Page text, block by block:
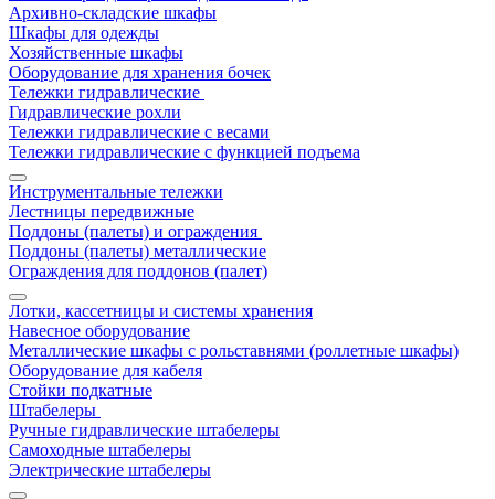
Архивно-складские шкафы
Шкафы для одежды
Хозяйственные шкафы
Оборудование для хранения бочек
Тележки гидравлические
Гидравлические рохли
Тележки гидравлические с весами
Тележки гидравлические с функцией подъема
Инструментальные тележки
Лестницы передвижные
Поддоны (палеты) и ограждения
Поддоны (палеты) металлические
Ограждения для поддонов (палет)
Лотки, кассетницы и системы хранения
Навесное оборудование
Металлические шкафы с рольставнями (роллетные шкафы)
Оборудование для кабеля
Стойки подкатные
Штабелеры
Ручные гидравлические штабелеры
Самоходные штабелеры
Электрические штабелеры